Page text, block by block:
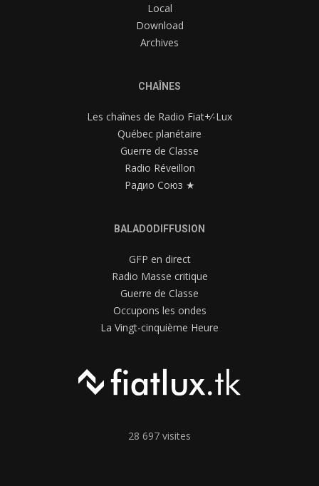
Local
Download
Archives
CHAÎNES
Les chaînes de Radio Fiat+⁄-Lux
Québec planétaire
Guerre de Classe
Radio Réveillon
Радио Союз ★
BALADODIFFUSION
GFP en direct
Radio Masse critique
Guerre de Classe
Occupons les ondes
La Vingt-cinquième Heure
28 697 visites